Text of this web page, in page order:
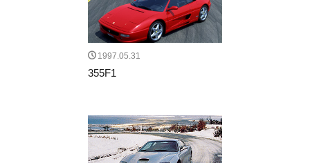
1997.05.31
355F1